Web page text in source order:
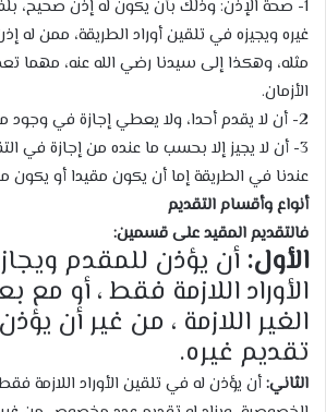
1- صحة الإذن: وذلك بأن يكون له إذن صحيح،
غيره ويجيزه في تلقين أوراد الطريقة، ممن
مثله، وهكذا إلى سيدنا رضي الله عنه، مهما
الأزمان.
2- أن لا يقدم أحدا، ولا يعطي إجازة في وجود من هو أولى منه بذلك.
3- أن لا يجيز إلا بحسب ما عنده من إجازة في
عندنا في الطريقة إما أن يكون مقيدا أو يكون
أنواع وأقسام التقديم
فالتقديم المقيد على قسمين:
الأول: أن يؤذن للمقدم
الأوراد اللازمة فقط ، أو مع
الغير اللازمة ، من غير أن
تقديم غيره.
الثاني:أن يؤذن له في تلقين الأوراد اللازمة